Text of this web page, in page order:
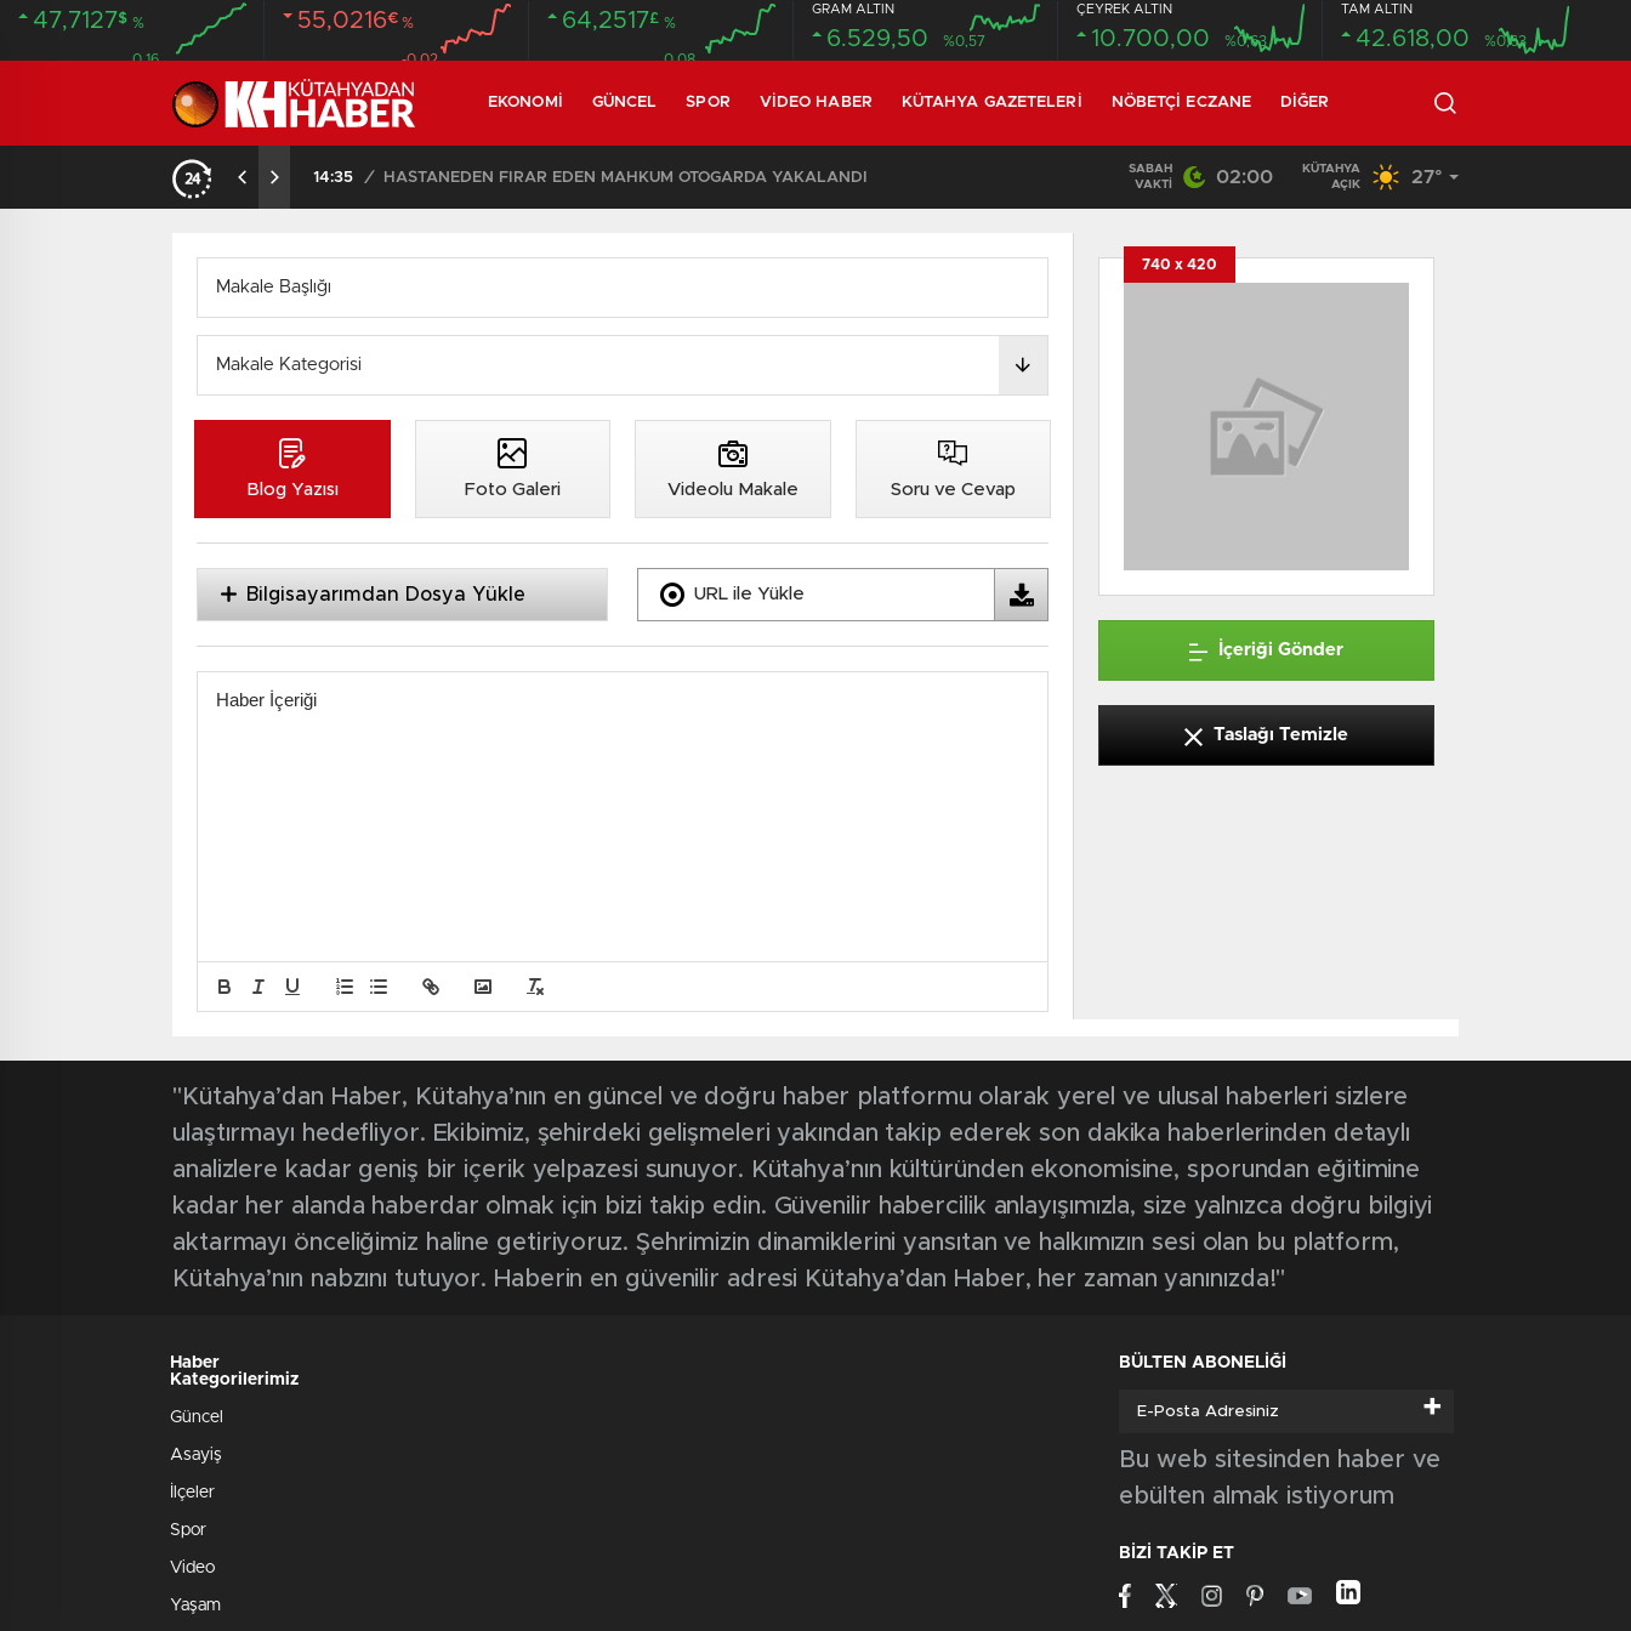
47,7127$ %
0.16
55,0216€ %
-0.02
64,2517£ %
0.08
GRAM ALTIN
6.529,50 %0,57
ÇEYREK ALTIN
10.700,00 %0,63
TAM ALTIN
42.618,00 %0,63
EKONOMI GÜNCEL SPOR VIDEO HABER KÜTAHYA GAZETELERI NÖBETÇI ECZANE DIĞER
14:35 / HASTANEDEN FİRAR EDEN MAHKUM OTOGARDA YAKALANDI 20:58 /
SABAH
VAKTI
02:00
KÜTAHYA
AÇIK
27°
Blog Yazısı Foto Galeri Videolu Makale Soru ve Cevap
Bilgisayarımdan Dosya Yükle
740 x 420
İçeriği Gönder
Taslağı Temizle
"Kütahya’dan Haber, Kütahya’nın en güncel ve doğru haber platformu olarak yerel ve ulusal haberleri sizlere
ulaştırmayı hedefliyor. Ekibimiz, şehirdeki gelişmeleri yakından takip ederek son dakika haberlerinden detaylı
analizlere kadar geniş bir içerik yelpazesi sunuyor. Kütahya’nın kültüründen ekonomisine, sporundan eğitimine
kadar her alanda haberdar olmak için bizi takip edin. Güvenilir habercilik anlayışımızla, size yalnızca doğru bilgiyi
aktarmayı önceliğimiz haline getiriyoruz. Şehrimizin dinamiklerini yansıtan ve halkımızın sesi olan bu platform,
Kütahya’nın nabzını tutuyor. Haberin en güvenilir adresi Kütahya’dan Haber, her zaman yanınızda!"
Haber
Kategorilerimiz
Güncel
Asayiş
İlçeler
Spor
Video
Yaşam
BÜLTEN ABONELİĞİ
+
Bu web sitesinden haber ve
ebülten almak istiyorum
BİZİ TAKİP ET